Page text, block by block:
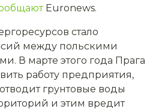
Euronews.
стало
между польскими
В марте этого года Прага
работу предприятия,
грунтовые воды
и этим вредит